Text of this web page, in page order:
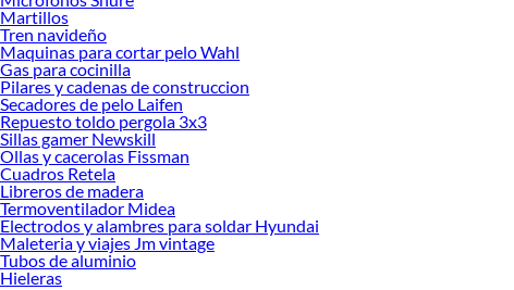
Martillos
Tren navideño
Maquinas para cortar pelo Wahl
Gas para cocinilla
Pilares y cadenas de construccion
Secadores de pelo Laifen
Repuesto toldo pergola 3x3
Sillas gamer Newskill
Ollas y cacerolas Fissman
Cuadros Retela
Libreros de madera
Termoventilador Midea
Electrodos y alambres para soldar Hyundai
Maleteria y viajes Jm vintage
Tubos de aluminio
Hieleras